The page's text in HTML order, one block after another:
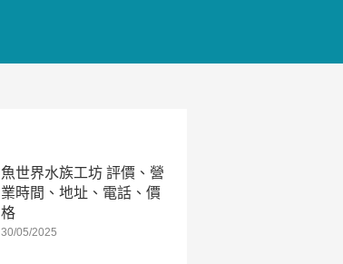
魚世界水族工坊 評價、營
業時間、地址、電話、價
格
30/05/2025